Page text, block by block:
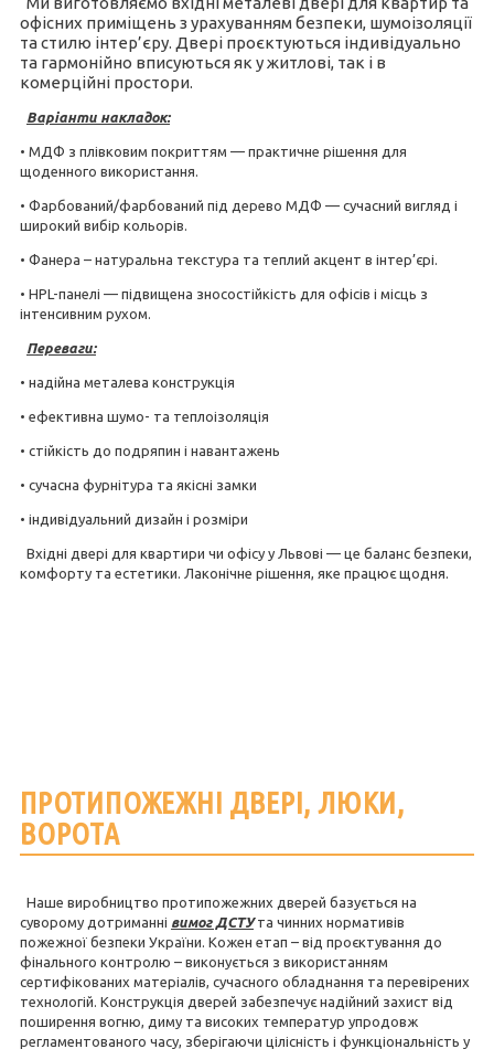
офісних приміщень з урахуванням безпеки, шумоізоляції
та стилю інтер’єру. Двері проєктуються індивідуально
та гармонійно вписуються як у житлові, так і в
комерційні простори.
Варіанти накладок:
• МДФ з плівковим покриттям — практичне рішення для
щоденного використання.
• Фарбований/фарбований під дерево МДФ — сучасний вигляд і
широкий вибір кольорів.
• Фанера – натуральна текстура та теплий акцент в інтер’єрі.
• HPL-панелі — підвищена зносостійкість для офісів і місць з
інтенсивним рухом.
Переваги:
• надійна металева конструкція
• ефективна шумо- та теплоізоляція
• стійкість до подряпин і навантажень
• сучасна фурнітура та якісні замки
• індивідуальний дизайн і розміри
Вхідні двері для квартири чи офісу у Львові — це баланс безпеки,
комфорту та естетики. Лаконічне рішення, яке працює щодня.
ПРОТИПОЖЕЖНІ ДВЕРІ, ЛЮКИ,
ВОРОТА
Наше виробництво протипожежних дверей базується на
суворому дотриманні вимог ДСТУта чинних нормативів
пожежної безпеки України. Кожен етап – від проєктування до
фінального контролю – виконується з використанням
сертифікованих матеріалів, сучасного обладнання та перевірених
технологій. Конструкція дверей забезпечує надійний захист від
поширення вогню, диму та високих температур упродовж
регламентованого часу, зберігаючи цілісність і функціональність у